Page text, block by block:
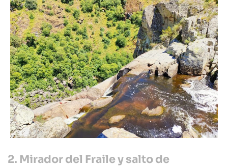
2. Mirador del Fraile y salto de